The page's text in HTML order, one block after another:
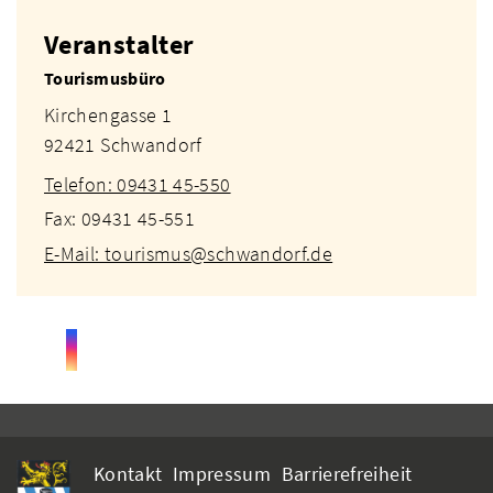
Veranstalter
Tourismusbüro
Kirchengasse 1
92421 Schwandorf
Telefon: 09431 45-550
Fax: 09431 45-551
E-Mail: tourismus@schwandorf.de
Kontakt Impressum Barrierefreiheit